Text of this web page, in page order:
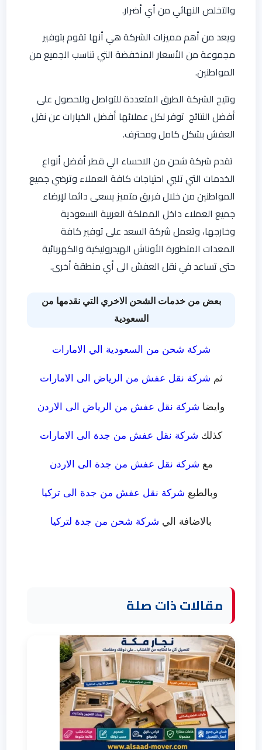
والتخلص النهائي من أي أضرار.
ويعد من أهم مميزات الشركة هي أنها تقوم بتوفير
مجموعة من الأسعار المنخفضة التي تناسب الجميع من
المواطنين.
وتتيح الشركة الطرق المتعددة للتواصل وللحصول على
أفضل النتائج توفر لكل عملائها أفضل الخيارات عن نقل
العفش بشكل كامل ومحترف.
تقدم شركة شحن من الاحساء الي قطر أفضل أنواع
الخدمات التي تلبي احتياجات كافة العملاء وترضي جميع
المواطنين من خلال فريق متميز يسعى دائما لإرضاء
جميع العملاء داخل المملكة العربية السعودية
وخارجها، وتعمل شركة السعد على توفير كافة
المعدات المتطورة الأوناش الهيدروليكية والكهربائية
حتى تساعد في نقل العفش الى أي منطقة أخرى.
بعض من خدمات الشحن الاخري التي نقدمها من
السعودية
شركة شحن من السعودية الي الامارات
ثم شركة نقل عفش من الرياض الى الامارات
وايضا شركة نقل عفش من الرياض الى الاردن
كذلك شركة نقل عفش من جدة الى الامارات
مع شركة نقل عفش من جدة الى الاردن
وبالطبع شركة نقل عفش من جدة الى تركيا
بالاضافة الي شركة شحن من جدة لتركيا
مقالات ذات صلة